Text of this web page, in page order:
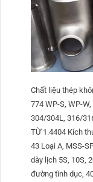
Chất liệu thép
774 WP-S, WP-W,
304/304L, 316/
TỪ 1.4404 Kích
43 Loại A, MSS-
dày lịch 5S, 10S,
đường tình dục,